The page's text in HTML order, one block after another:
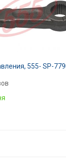
555- SP-